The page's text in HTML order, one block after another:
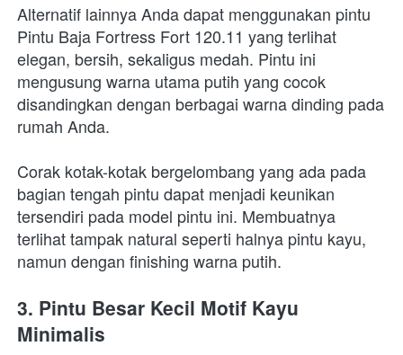
Alternatif lainnya Anda dapat menggunakan pintu
Pintu Baja Fortress Fort 120.11 yang terlihat
elegan, bersih, sekaligus medah. Pintu ini
mengusung warna utama putih yang cocok
disandingkan dengan berbagai warna dinding pada
rumah Anda.
Corak kotak-kotak bergelombang yang ada pada
bagian tengah pintu dapat menjadi keunikan
tersendiri pada model pintu ini. Membuatnya
terlihat tampak natural seperti halnya pintu kayu,
namun dengan finishing warna putih.
3. Pintu Besar Kecil Motif Kayu
Minimalis